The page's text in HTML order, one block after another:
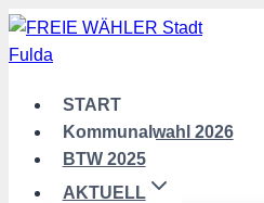
Zum
Inhalt
START
Kommunalwahl 2026
BTW 2025
AKTUELL